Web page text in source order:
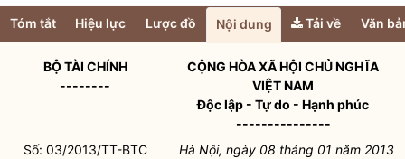
Tóm tắt Hiệu lực Lược đồ Nội dung Tải về Văn
BỘ TÀI CHÍNH
--------
CỘNG HÒA XÃ HỘI CHỦ NGHĨA
VIỆT NAM
Độc lập - Tự do - Hạnh phúc
---------------
Số: 03/2013/TT-BTC
Hà Nội, ngày 08 tháng 01 năm 2013